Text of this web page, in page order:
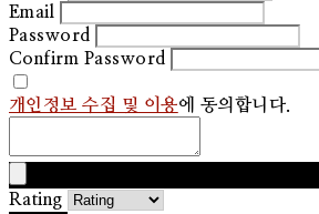
Email
Password
Confirm Password
개인정보 수집 및 이용에 동의합니다.
Rating